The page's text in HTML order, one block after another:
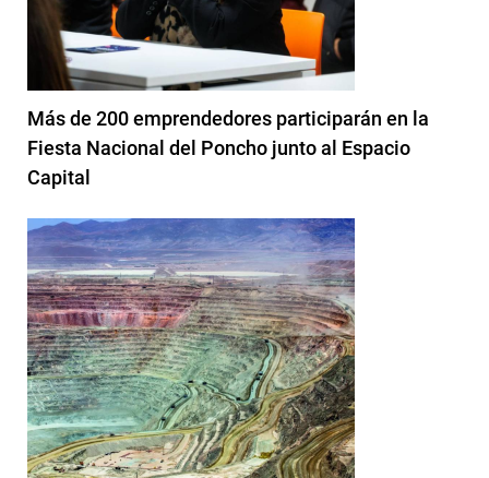
Más de 200 emprendedores participarán en la
Fiesta Nacional del Poncho junto al Espacio
Capital